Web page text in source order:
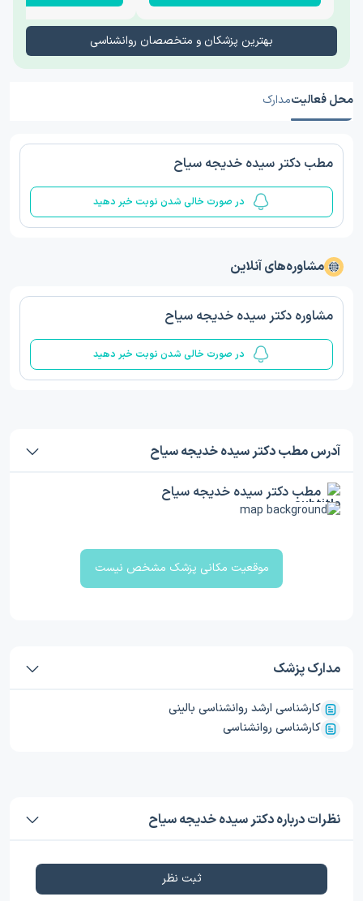
بهترین پزشکان و متخصصان روانشناسی
محل فعالیتمدارک
مطب دکتر سیده خدیجه سیاح
در صورت خالی شدن نوبت خبر دهید
مشاوره‌های آنلاین
مشاوره دکتر سیده خدیجه سیاح
در صورت خالی شدن نوبت خبر دهید
آدرس مطب دکتر سیده خدیجه سیاح
مطب دکتر سیده خدیجه سیاح
موقعیت مکانی پزشک مشخص نیست
مدارک پزشک
کارشناسی ارشد روانشناسی بالینی
کارشناسی روانشناسی
نظرات درباره دکتر سیده خدیجه سیاح
ثبت نظر